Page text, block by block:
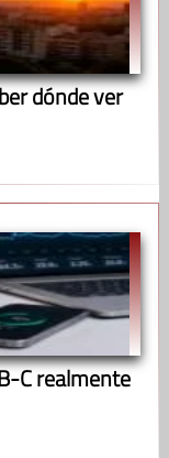
dónde ver
C realmente